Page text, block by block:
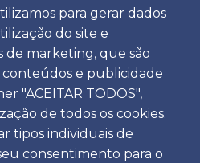
para gerar dados
do site e
de marketing, que são
conteúdos e publicidade
"ACEITAR TODOS",
de todos os cookies.
tipos individuais de
consentimento para o
cabine
4 Sacos de Golfe